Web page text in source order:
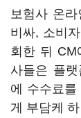
보험사 온
비싸, 소비
회한 뒤 CM
사들은 플
에 수수료를
게 부담케